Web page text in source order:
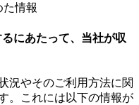
情報
にあたって、当社が収
況やそのご利用方法に関
。これには以下の情報が